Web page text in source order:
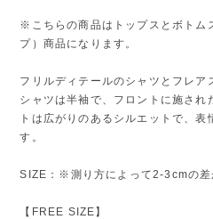
※こちらの商品はトップスとボトム
プ）商品になります。
フリルディテールのシャツとフレア
シャツは半袖で、フロントに施され
トは広がりのあるシルエットで、
す。
SIZE：※測り方によって2-3cmの差
【FREE SIZE】